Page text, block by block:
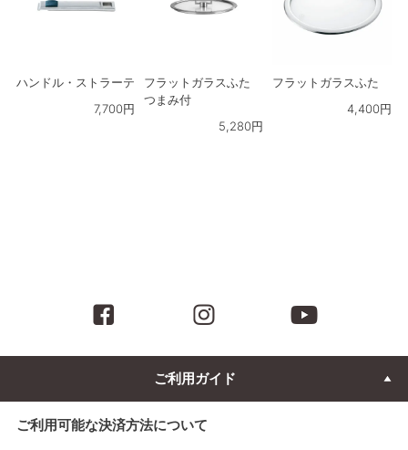
ハンドル・ストラーテ
7,700円
フラットガラスふた
つまみ付
5,280円
フラットガラスふた
4,400円
ご利用ガイド
ご利用可能な決済方法について